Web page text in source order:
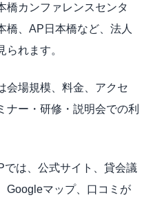
橋カンファレンスセンタ
橋、AP日本橋など、法人
られます。
会場規模、料金、アクセ
ナー・研修・説明会での利
は、公式サイト、貸会議
Googleマップ、口コミが